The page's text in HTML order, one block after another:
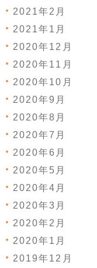
2021年2月
2021年1月
2020年12月
2020年11月
2020年10月
2020年9月
2020年8月
2020年7月
2020年6月
2020年5月
2020年4月
2020年3月
2020年2月
2020年1月
2019年12月